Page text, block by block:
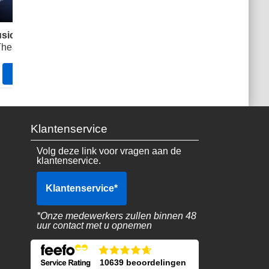
Klantenservice
Volg deze link voor vragen aan de
klantenservice.
Klantenservice*
*Onze medewerkers zullen binnen 48
uur contact met u opnemen
10639 beoordelingen